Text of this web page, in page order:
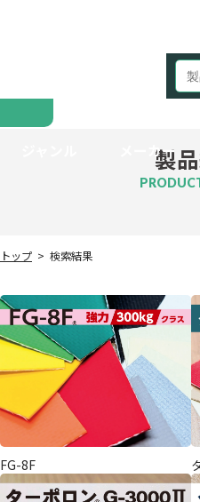
メーカー
製
トップ 検索結果
FG-8F